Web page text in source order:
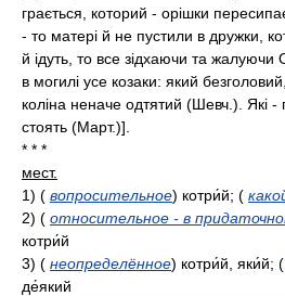
грається, которий - орішки
- то матері й не пустили в дружки,
й ідуть, то все зідхаючи та
в могилі усе козаки: який
коліна неначе одтятий (Шевч.). Які -
стоять (Март.)].
* * *
мест.
1) ( вопросительное) котри́й; (
2) ( относительное - в
котри́й
3) ( неопределённое) котри́й, яки́й; (
де́який